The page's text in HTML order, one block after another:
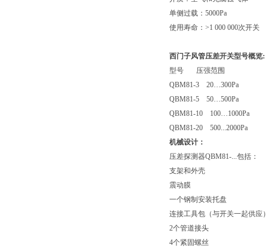
单侧过载：5000Pa
使用寿命：>1 000 000次开关
西门子风管压差开关型号概览:
型号 压强范围
QBM81-3 20…300Pa
QBM81-5 50…500Pa
QBM81-10 100…1000Pa
QBM81-20 500...2000Pa
机械设计：
压差探测器QBM81-...包括：
支架和外壳
震动膜
一个钢制安装托盘
连接工具包（与开关一起供应
2个管道接头
4个紧固螺丝